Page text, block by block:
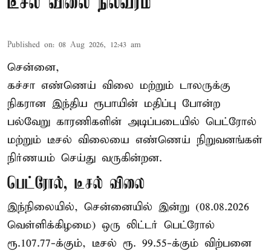
Published on: 08 Aug 2026, 12:43 am
சென்னை,
கச்சா எண்ணெய் விலை மற்றும் டாலருக்கு
நிகரான இந்திய ரூபாயின் மதிப்பு போன்ற
பல்வேறு காரணிகளின் அடிப்படையில் பெட்ரோல்
மற்றும் டீசல் விலையை எண்ணெய் நிறுவனங்கள்
நிர்ணயம் செய்து வருகின்றன.
பெட்ரோல், டீசல் விலை
இந்நிலையில், சென்னையில் இன்று (08.08.2026
வெள்ளிக்கிழமை) ஒரு லிட்டர் பெட்ரோல்
ரூ.107.77-க்கும், டீசல் ரூ. 99.55-க்கும் விற்பனை